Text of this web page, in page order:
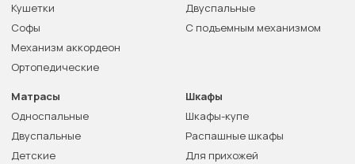
Кушетки
Софы
Механизм аккордеон
Ортопедические
Двуспальные
С подъемным механизмом
Матрасы
Односпальные
Двуспальные
Детские
Шкафы
Шкафы-купе
Распашные шкафы
Для прихожей